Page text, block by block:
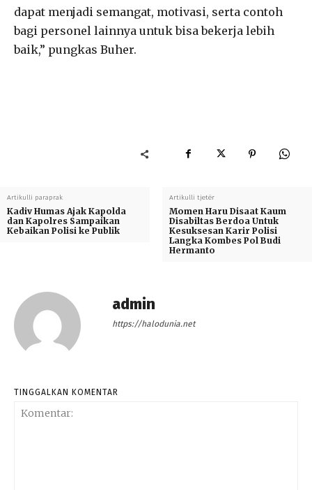
dapat menjadi semangat, motivasi, serta contoh
bagi personel lainnya untuk bisa bekerja lebih
baik,” pungkas Buher.
Artikulli paraprak
Kadiv Humas Ajak Kapolda
dan Kapolres Sampaikan
Kebaikan Polisi ke Publik
Artikulli tjetër
Momen Haru Disaat Kaum
Disabiltas Berdoa Untuk
Kesuksesan Karir Polisi
Langka Kombes Pol Budi
Hermanto
admin
https://halodunia.net
TINGGALKAN KOMENTAR